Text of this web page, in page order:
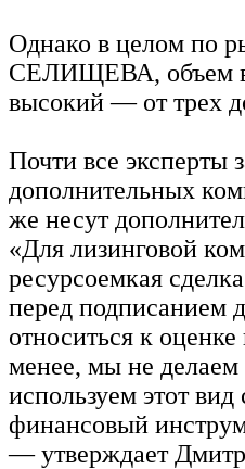
Однако в целом по
СЕЛИЩЕВА, объем
высокий — от трех
Почти все эксперты
дополнительных
же несут
«Для лизинговой
ресурсоемкая
перед подписанием
относиться к
менее, мы не
используем этот
финансовый
— утверждает